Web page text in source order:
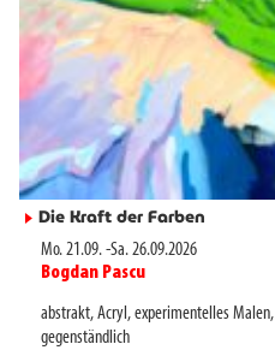
► Die Kraft der Farben
Mo. 21.09.-Sa. 26.09.2026
Bogdan Pascu
abstrakt,Acryl ,experimentelles Malen,
gegenständlich